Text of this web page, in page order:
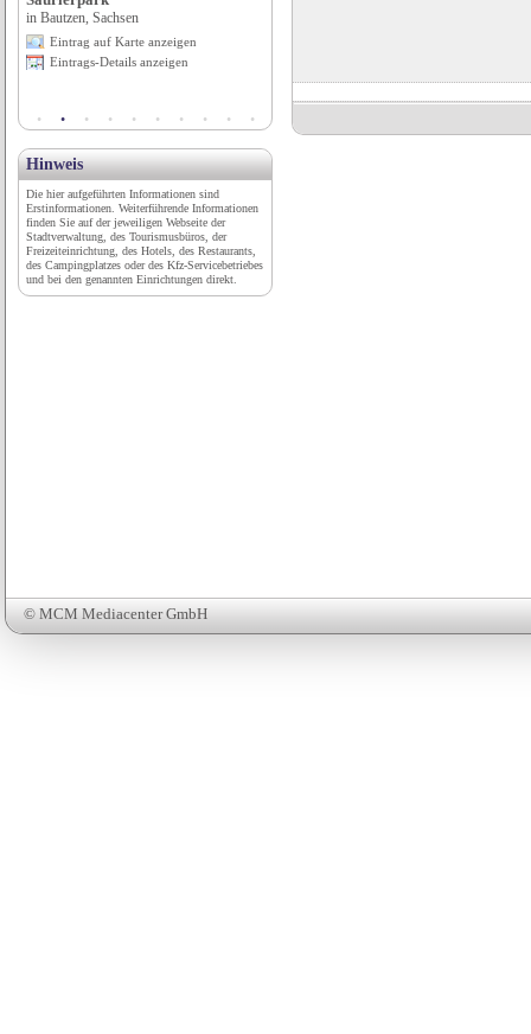
© MCM Mediacenter GmbH
in Bautzen, Sachsen
Eintrag auf Karte anzeigen
Eintrags-Details anzeigen
Hinweis
Die hier aufgeführten Informationen sind
Erstinformationen. Weiterführende Informationen
finden Sie auf der jeweiligen Webseite der
Stadtverwaltung, des Tourismusbüros, der
Freizeiteinrichtung, des Hotels, des Restaurants,
des Campingplatzes oder des Kfz-Servicebetriebes
und bei den genannten Einrichtungen direkt.